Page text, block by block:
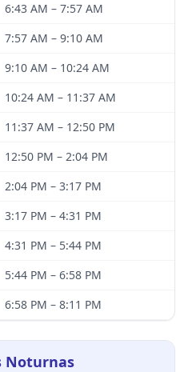
6:43 AM – 7:57 AM
7:57 AM – 9:10 AM
9:10 AM – 10:24 AM
10:24 AM – 11:37 AM
11:37 AM – 12:50 PM
12:50 PM – 2:04 PM
2:04 PM – 3:17 PM
3:17 PM – 4:31 PM
4:31 PM – 5:44 PM
5:44 PM – 6:58 PM
6:58 PM – 8:11 PM
Noturnas